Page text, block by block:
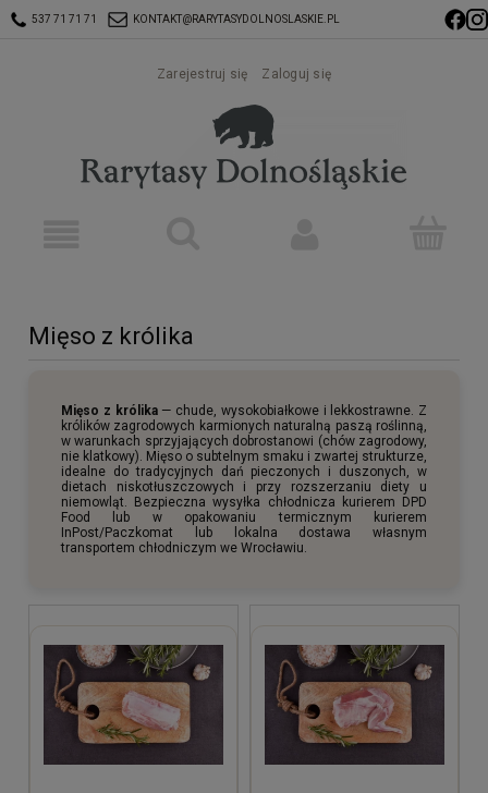
537 71 71 71 KONTAKT@RARYTASYDOLNOSLASKIE.PL
Zarejestruj się Zaloguj się
Mięso z królika
Mięso z królika— chude, wysokobiałkowe i lekkostrawne. Z
królików zagrodowych karmionych naturalną paszą roślinną,
w warunkach sprzyjających dobrostanowi (chów zagrodowy,
nie klatkowy). Mięso o subtelnym smaku i zwartej strukturze,
idealne do tradycyjnych dań pieczonych i duszonych, w
dietach niskotłuszczowych i przy rozszerzaniu diety u
niemowląt. Bezpieczna wysyłka chłodnicza kurierem DPD
Food lub w opakowaniu termicznym kurierem
InPost/Paczkomat lub lokalna dostawa własnym
transportem chłodniczym we Wrocławiu.